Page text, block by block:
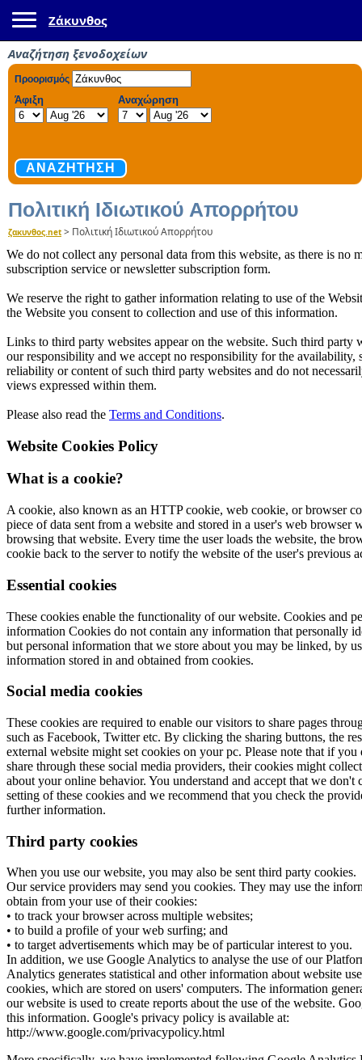
Ζάκυνθος
Αναζήτηση ξενοδοχείων
Πολιτική Ιδιωτικού Απορρήτου
ζακυνθος.net > Πολιτική Ιδιωτικού Απορρήτου